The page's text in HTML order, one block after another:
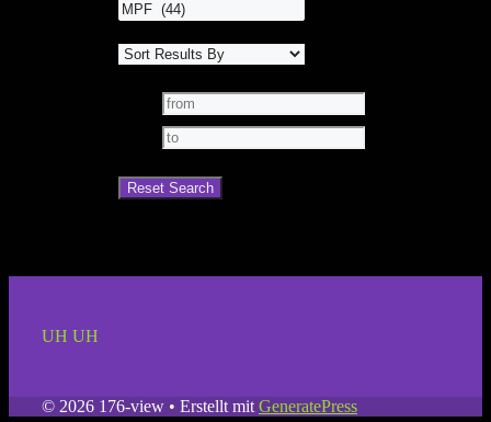
UH UH
© 2026 176-view • Erstellt mit GeneratePress